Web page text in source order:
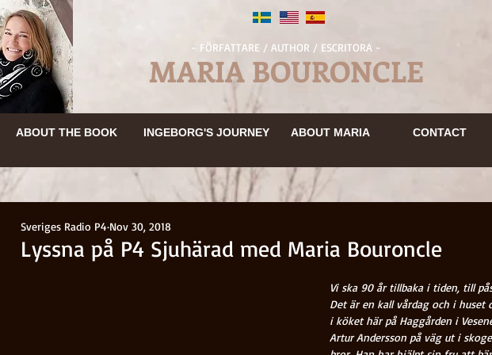
- FÖRFATTARE / AUTHOR / ESCRITORA -
MARIA BOURONCLE
HEM OM BOKEN OM MARIA KONTAKT MEDIA
INGEBORGS RESA BOKUTDRAG OM MARIA KONTAKT
ABOUT THE BOOK INGEBORG'S JOURNEY ABOUT MARIA CONTACT
OM BOKEN INGEBORGS RESA OM MARIA KONTAKT
ABOUT THE BOOK INGEBORG'S JOURNEY ABOUT MARIA CONTACT
Lyssna på P4 Sjuhärad med Maria Bouroncle
Sveriges Radio P4 Nov 30, 2018
Vi ska 90 år tillbaka i tiden, till
Det är en kall vårdag och i huset
i köket här på Haggården i
Artur Andersson på väg ut i